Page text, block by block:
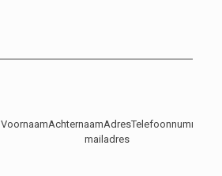
VoornaamAchternaamAdresTelefoonnummerE-
mailadres